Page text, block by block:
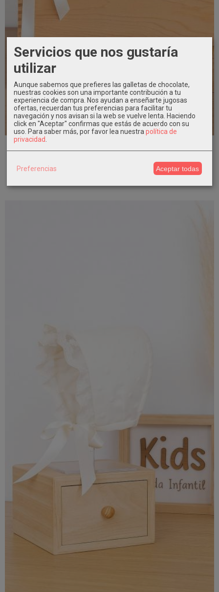
¡Preciosa!
Servicios que nos gustaría
utilizar
Aunque sabemos que prefieres las galletas de chocolate,
nuestras cookies son una importante contribución a tu
experiencia de compra. Nos ayudan a enseñarte jugosas
ofertas, recuerdan tus preferencias para facilitar tu
navegación y nos avisan si la web se vuelve lenta. Haciendo
click en "Aceptar" confirmas que estás de acuerdo con su
uso. Para saber más, por favor lea nuestra política de
privacidad
Preferencias Aceptar todas